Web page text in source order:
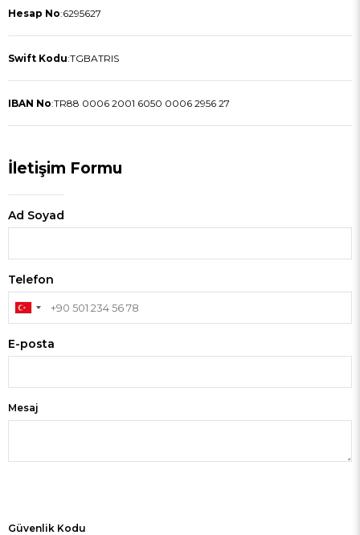
Hesap No:6295627
Swift Kodu:TGBATRIS
IBAN No:TR88 0006 2001 6050 0006 2956 27
İletişim Formu
Ad Soyad
Telefon
E-posta
Mesaj
Güvenlik Kodu